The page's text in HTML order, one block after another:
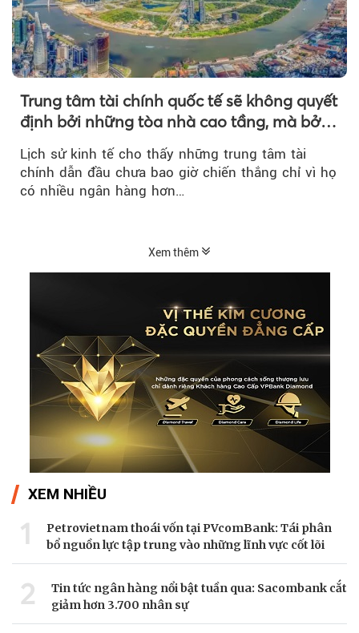
Trung tâm tài chính quốc tế sẽ không quyết
định bởi những tòa nhà cao tầng, mà bởi
hạ tầng kinh tế phía sau
Lịch sử kinh tế cho thấy những trung tâm tài
chính dẫn đầu chưa bao giờ chiến thắng chỉ vì họ
có nhiều ngân hàng hơn…
Xem thêm
XEM NHIỀU
1
Petrovietnam thoái vốn tại PVcomBank: Tái phân
bổ nguồn lực tập trung vào những lĩnh vực cốt lõi
2
Tin tức ngân hàng nổi bật tuần qua: Sacombank cắt
giảm hơn 3.700 nhân sự